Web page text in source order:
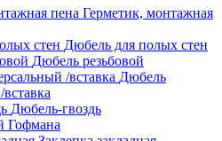
Герметик, монтажная
Дюбель для полых стен
Дюбель резьбовой
Дюбель
Дюбель-гвоздь
Гофмана